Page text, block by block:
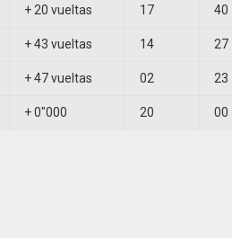
+ 20 vueltas 17 40
+ 43 vueltas 14 27
+ 47 vueltas 02 23
+ 0″000 20 00